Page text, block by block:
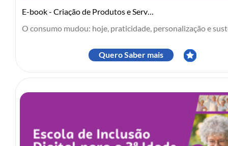
E-book - Criação de Produtos e Serviços por Assinatura
O consumo mudou: hoje, praticidade, personalização e
Quero Saber mais